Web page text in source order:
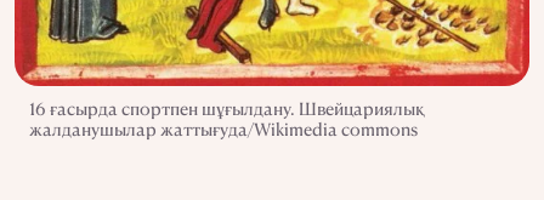
16 ғасырда спортпен шұғылдану. Швейцариялық
жалданушылар жаттығуда/Wikimedia commons